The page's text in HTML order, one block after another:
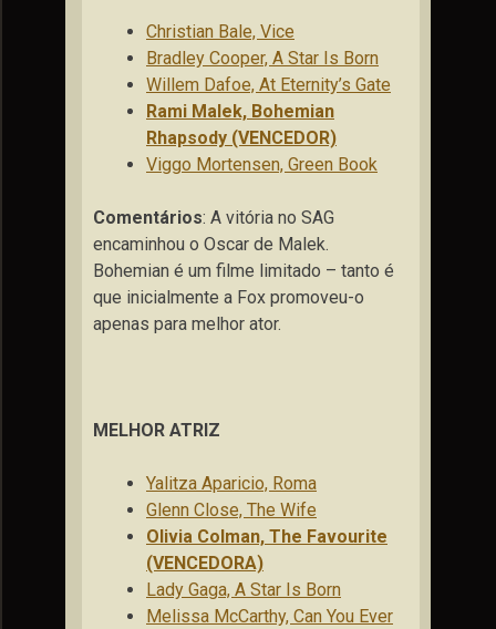
Christian Bale, Vice
Bradley Cooper, A Star Is Born
Willem Dafoe, At Eternity’s Gate
Rami Malek, Bohemian
Rhapsody (VENCEDOR)
Viggo Mortensen, Green Book
Comentários: A vitória no SAG
encaminhou o Oscar de Malek.
Bohemian é um filme limitado – tanto é
que inicialmente a Fox promoveu-o
apenas para melhor ator.
MELHOR ATRIZ
Yalitza Aparicio, Roma
Glenn Close, The Wife
Olivia Colman, The Favourite
(VENCEDORA)
Lady Gaga, A Star Is Born
Melissa McCarthy, Can You Ever